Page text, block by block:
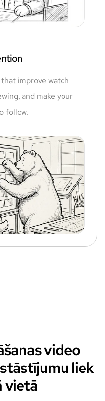
improve watch
and make your
follow.
video
liek
vietā